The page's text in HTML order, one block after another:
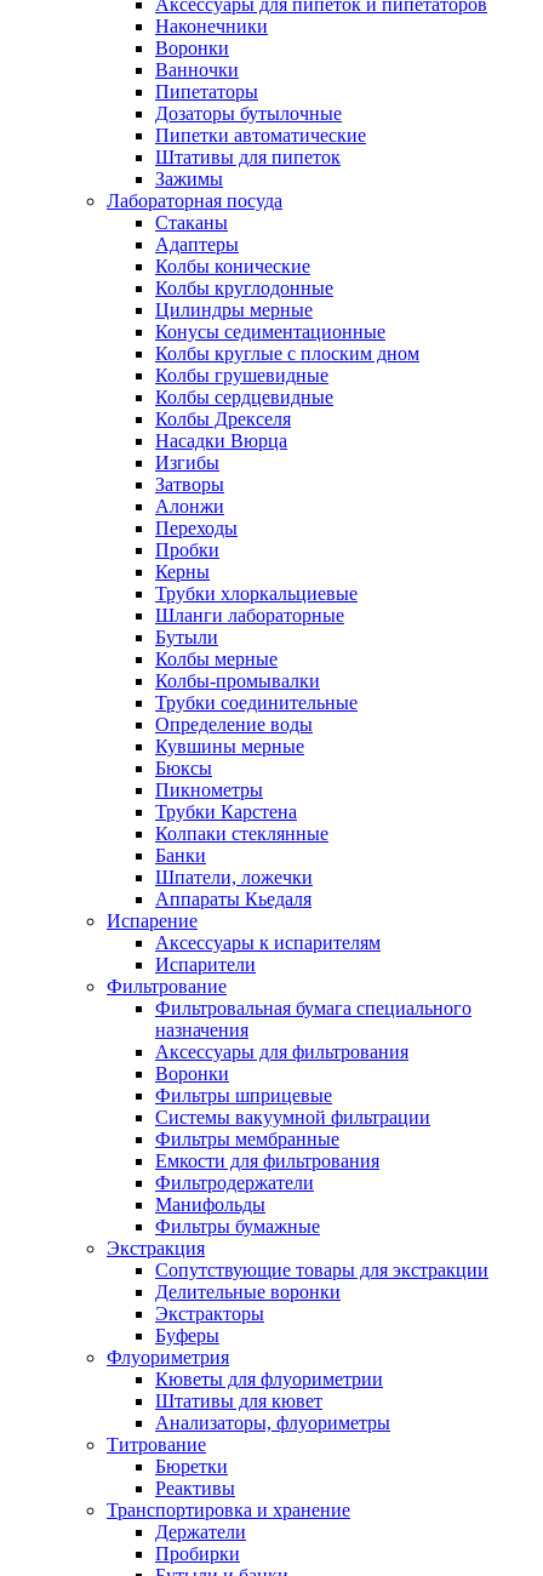
Аксессуары для пипеток и пипетаторов
Наконечники
Воронки
Ванночки
Пипетаторы
Дозаторы бутылочные
Пипетки автоматические
Штативы для пипеток
Зажимы
Лабораторная посуда
Стаканы
Адаптеры
Колбы конические
Колбы круглодонные
Цилиндры мерные
Конусы седиментационные
Колбы круглые с плоским дном
Колбы грушевидные
Колбы сердцевидные
Колбы Дрекселя
Насадки Вюрца
Изгибы
Затворы
Алонжи
Переходы
Пробки
Керны
Трубки хлоркальциевые
Шланги лабораторные
Бутыли
Колбы мерные
Колбы-промывалки
Трубки соединительные
Определение воды
Кувшины мерные
Бюксы
Пикнометры
Трубки Карстена
Колпаки стеклянные
Банки
Шпатели, ложечки
Аппараты Кьедаля
Испарение
Аксессуары к испарителям
Испарители
Фильтрование
Фильтровальная бумага специального
назначения
Аксессуары для фильтрования
Воронки
Фильтры шприцевые
Системы вакуумной фильтрации
Фильтры мембранные
Емкости для фильтрования
Фильтродержатели
Манифольды
Фильтры бумажные
Экстракция
Сопутствующие товары для экстракции
Делительные воронки
Экстракторы
Буферы
Флуориметрия
Кюветы для флуориметрии
Штативы для кювет
Анализаторы, флуориметры
Титрование
Бюретки
Реактивы
Транспортировка и хранение
Держатели
Пробирки